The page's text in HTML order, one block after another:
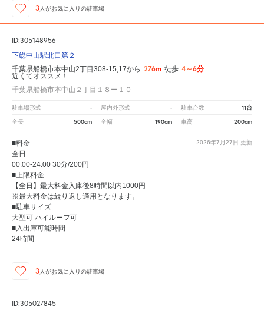
3 人がお気に入りの駐車場
ID:305148956
下総中山駅北口第２
千葉県船橋市本中山2丁目308-15,17から 276m 徒歩 4～6分
近くてオススメ！
千葉県船橋市本中山２丁目１８ー１０
駐車場形式 - 屋内外形式 - 駐車台数 11台
全長 500cm 全幅 190cm 車高 200cm
2026年7月27日 更新
■料金
全日
00:00-24:00 30分/200円
■上限料金
【全日】最大料金入庫後8時間以内1000円
※最大料金は繰り返し適用となります。
■駐車サイズ
大型可 ハイルーフ可
■入出庫可能時間
24時間
3 人がお気に入りの駐車場
ID:305027845